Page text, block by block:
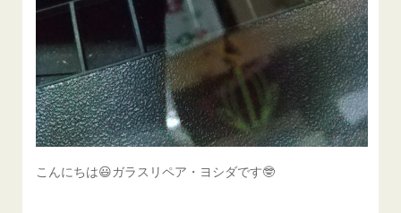
こんにちは😃ガラスリペア・ヨシダです🤓